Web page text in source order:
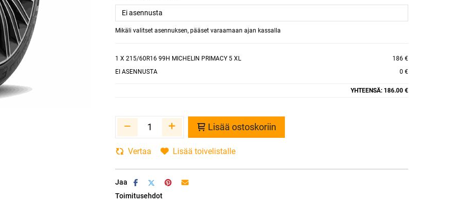
Mikäli valitset asennuksen, pääset varaamaan ajan kassalla
1 X 215/60R16 99H MICHELIN PRIMACY 5 XL
186 €
EI ASENNUSTA
0 €
YHTEENSÄ: 186.00 €
Lisää ostoskoriin
Vertaa Lisää toivelistalle
Jaa
Toimitusehdot